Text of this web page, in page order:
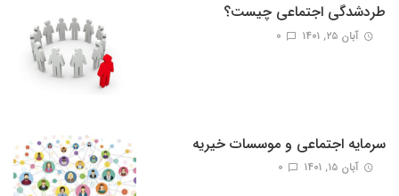
طردشدگی اجتماعی چیست؟
آبان ۲۵, ۱۴۰۱ 0
سرمایه اجتماعی و موسسات خیریه
آبان ۱۵, ۱۴۰۱ 0